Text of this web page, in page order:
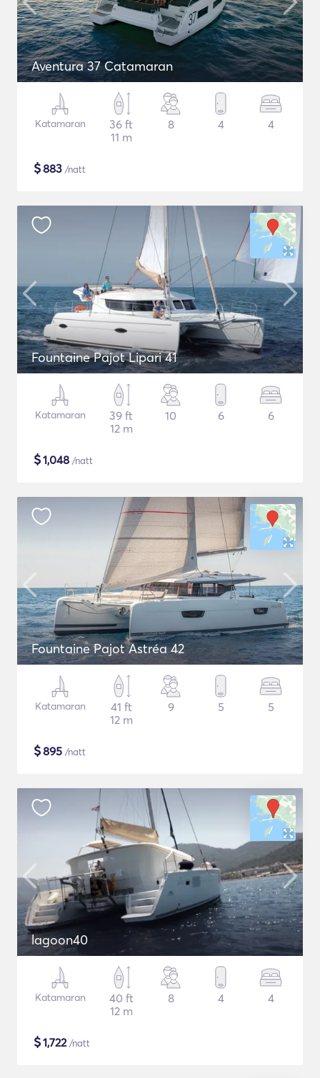
Aventura 37 Catamaran
Katamaran
36 ft
11 m
8 4 4
$883 /natt
Fountaine Pajot Lipari 41
Katamaran
39 ft
12 m
10 6 6
$1,048 /natt
Fountaine Pajot Astréa 42
Katamaran
41 ft
12 m
9 5 5
$895 /natt
lagoon40
Katamaran
40 ft
12 m
8 4 4
$1,722/natt